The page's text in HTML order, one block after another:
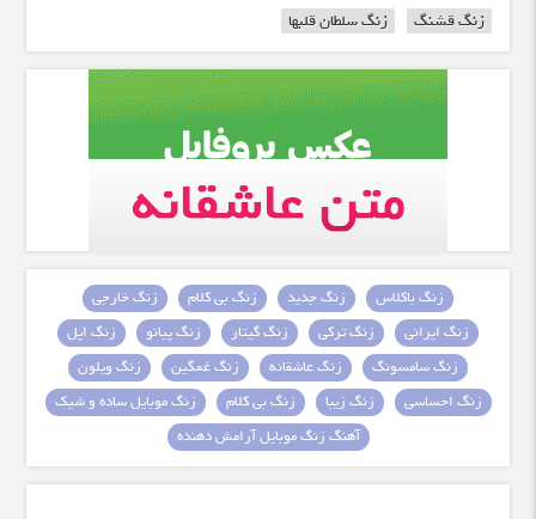
زنگ قشنگ
زنگ سلطان قلبها
زنگ باکلاس زنگ جدید زنگ بی کلام
زنگ خارجی
زنگ ایرانی
زنگ ترکی زنگ گیتار زنگ پیانو
زنگ اپل
زنگ سامسونگ
زنگ عاشقانه زنگ غمگین
زنگ ویلون
زنگ احساسی
زنگ زیبا زنگ بی کلام
زنگ موبایل ساده و شیک
آهنگ زنگ موبایل آرامش دهنده